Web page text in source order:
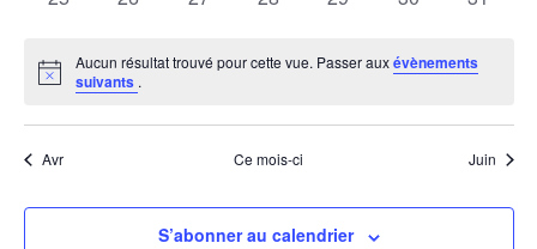
Notice
Aucun résultat trouvé pour cette vue. Passer auxévènements
suivants .
Avr Ce mois-ci Juin
S’abonner au calendrier